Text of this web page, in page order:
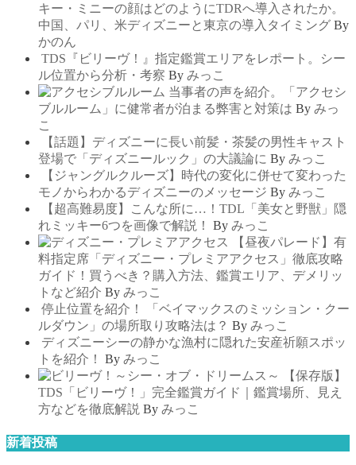
キー・ミニーの顔はどのようにTDRへ導入されたか。
中国、パリ、米ディズニーと東京の導入タイミング By
かのん
TDS『ビリーヴ！』指定鑑賞エリアをレポート。シー
ル位置から分析・考察 By みっこ
当事者の声を紹介。「アクセシ
ブルルーム」に健常者が泊まる弊害と対策は By みっ
こ
【話題】ディズニーに長い前髪・茶髪の男性キャスト
登場で「ディズニールック」の大議論に By みっこ
【ジャングルクルーズ】時代の変化に併せて変わった
モノからわかるディズニーのメッセージ By みっこ
【超高難易度】こんな所に…！TDL「美女と野獣」隠
れミッキー6つを画像で解説！
By みっこ
【昼夜パレード】有
料指定席「ディズニー・プレミアアクセス」徹底攻略
ガイド！買うべき？購入方法、鑑賞エリア、デメリッ
トなど紹介 By みっこ
停止位置を紹介！ 「ベイマックスのミッション・クー
ルダウン」の場所取り攻略法は？ By みっこ
ディズニーシーの静かな漁村に隠れた安産祈願スポッ
トを紹介！
By みっこ
【保存版】
TDS「ビリーヴ！」完全鑑賞ガイド｜鑑賞場所、見え
方などを徹底解説 By みっこ
新着投稿